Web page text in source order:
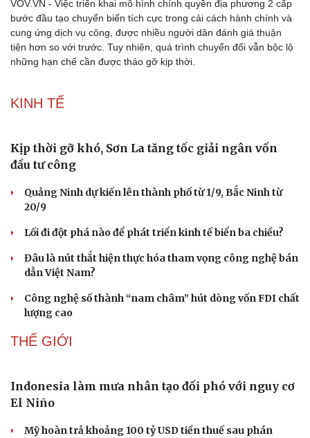
Doanh nghiệp
Thông tin doanh nghiệp
Doanh nghiệp 24h
Chuyển đổi số
VOV.VN - Việc triển khai mô hình chính quyền địa phương 2 cấp
bước đầu tạo chuyển biến tích cực trong cải cách hành chính và
cung ứng dịch vụ công, được nhiều người dân đánh giá thuận
tiện hơn so với trước. Tuy nhiên, quá trình chuyển đổi vẫn bộc lộ
những hạn chế cần được tháo gỡ kịp thời.
KINH TẾ
Kịp thời gỡ khó, Sơn La tăng tốc giải ngân vốn
đầu tư công
Quảng Ninh dự kiến lên thành phố từ 1/9, Bắc Ninh từ
20/9
Lối đi đột phá nào để phát triển kinh tế biển ba chiều?
Đâu là nút thắt hiện thực hóa tham vọng công nghệ bán
dẫn Việt Nam?
Công nghệ số thành “nam châm” hút dòng vốn FDI chất
lượng cao
THẾ GIỚI
Indonesia làm mưa nhân tạo đối phó với nguy cơ
El Niño
Mỹ hoàn trả khoảng 100 tỷ USD tiền thuế sau phán